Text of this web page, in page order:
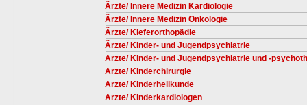
Ärzte/ Innere Medizin Kardiologie
Ärzte/ Innere Medizin Onkologie
Ärzte/ Kieferorthopädie
Ärzte/ Kinder- und Jugendpsychiatrie
Ärzte/ Kinder- und Jugendpsychiatrie und -
Ärzte/ Kinderchirurgie
Ärzte/ Kinderheilkunde
Ärzte/ Kinderkardiologen